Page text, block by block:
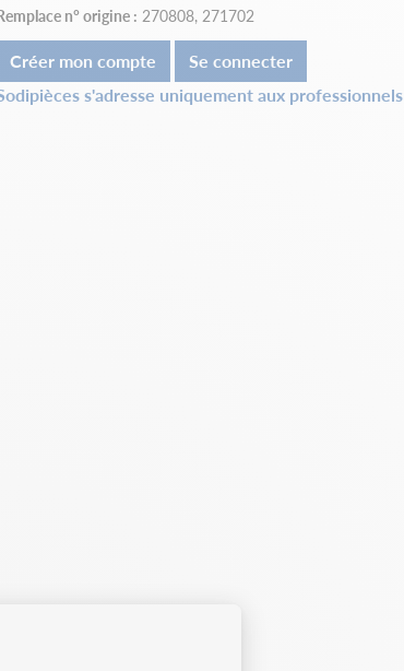
n° origine : 270808, 271702
Créer mon compte
Se connecter
s'adresse uniquement aux professionnels